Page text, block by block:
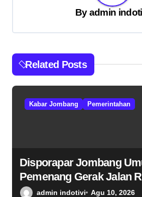
s
Byadmin
Related Posts
Kabar Jombang Pemerintahan
Disporapar Jombang
Pemenang Gerak Jalan
admin indotivi Agu 10, 2026